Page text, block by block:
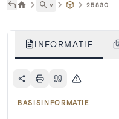
˅ 25830
INFORMATIE
BASISINFORMATIE